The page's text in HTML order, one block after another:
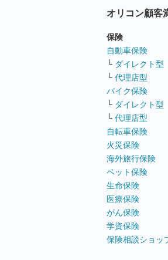
オリコン顧客
保険
自動車保険
└ ダイレクト型
└ 代理店型
バイク保険
└ ダイレクト型
└ 代理店型
自転車保険
火災保険
海外旅行保険
ペット保険
生命保険
医療保険
がん保険
学資保険
保険相談ショッ